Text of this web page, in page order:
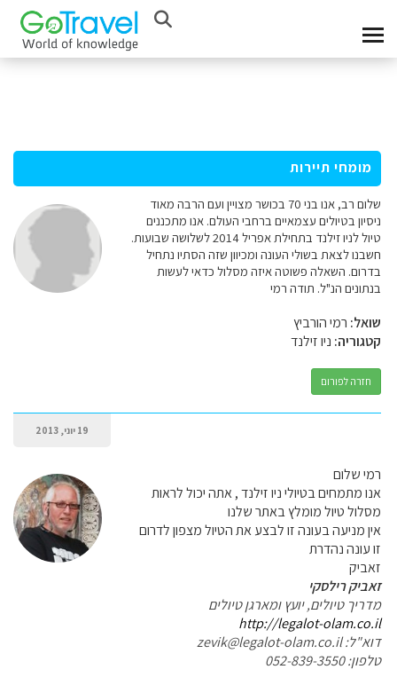
מומחי תיירות
שלום רב, אנו בני 70 בכושר מצויין ועם הרבה מאוד
ניסיון בטיולים עצמאיים ברחבי העולם. אנו מתכננים
טיול לניו זילנד בתחילת אפריל 2014 לשלושה שבועות.
חשבנו לצאת בשולי העונה ומכיוון שזה הסתיו נתחיל
בדרום. השאלה פשוטה איזה מסלול כדאי לעשות
בנתונים הנ"ל. תודה רמי
שואל: רמי הורביץ
קטגוריה: ניו זילנד
חזרה לפורום
19 יוני, 2013
רמי שלום
אנו מתמחים בטיולי ניו זילנד , אתה יכול לראות
מסלול טיול מומלץ באתר שלנו
אין מניעה בעונה זו לבצע את הטיול מצפון לדרום
זו עונה נהדרת
זאביק
זאביק רילסקי
מדריך טיולים, יועץ ומארגן טיולים
http://legalot-olam.co.il
דוא"ל: zevik@legalot-olam.co.il
טלפון: 052-839-3550